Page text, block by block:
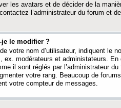
les avatars et de décider de la
l’administrateur du forum et
je le modifier ?
votre nom d’utilisateur, indiquent le
ex. modérateurs et administateurs.
il sont réglés par l’administrateur
votre rang. Beaucoup de
votre compteur de messages.